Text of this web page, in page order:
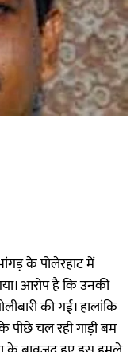
के पोलेरहाट में
आरोप है कि उनकी
की गई। हालांकि
चल रही गाड़ी बम